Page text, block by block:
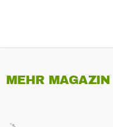
MEHR MAGAZIN